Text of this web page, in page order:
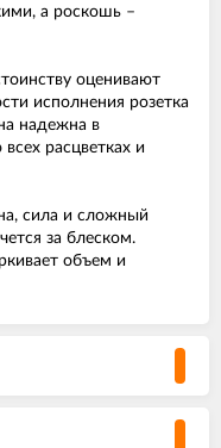
а роскошь –
оценивают
исполнения розетка
надежна в
расцветках и
сила и сложный
за блеском.
объем и